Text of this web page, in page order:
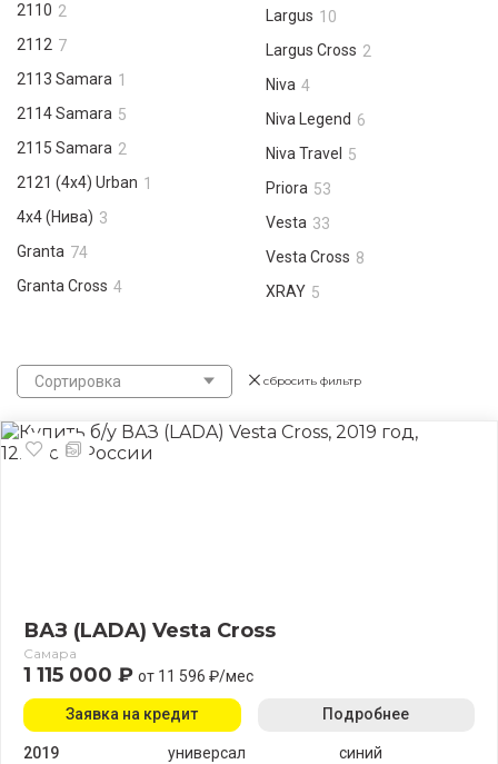
2110 2
2112 7
2113 Samara 1
2114 Samara 5
2115 Samara 2
2121 (4x4) Urban 1
4x4 (Нива) 3
Granta 74
Granta Cross 4
Largus 10
Largus Cross 2
Niva 4
Niva Legend 6
Niva Travel
5
Priora 53
Vesta 33
Vesta Cross 8
XRAY 5
Сортировка сбросить фильтр
ВАЗ (LADA) Vesta Cross
Самара
1 115 000 ₽ от 11 596 ₽/мес
2019
универсал
синий
Заявка на кредит Подробнее